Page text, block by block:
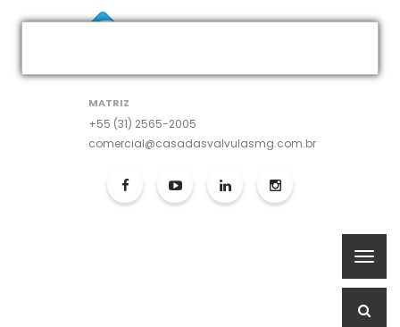
MATRIZ
+55 (31) 2565-2005
comercial@casadasvalvulasmg.com.br